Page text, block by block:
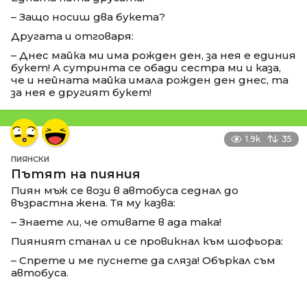
– Защо носиш два букета?
Другата и отговаря:
– Днес майка ми има рожден ден, за нея е единия
букет! А сутринта се обади сестра ми и каза,
че и нейната майка имала рожден ден днес, та
за нея е другият букет!
1.9k 35
ПИЯНСКИ
Пътят на пияния
Пиян мъж се вози в автобуса седнал до
възрастна жена. Тя му казва:
– Знаете ли, че отивате в ада така!
Пияният станал и се провикнал към шофьора:
– Спрете и ме пуснете да сляза! Объркал съм
автобуса.